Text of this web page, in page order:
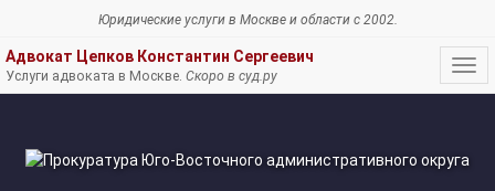
Восточного
административного
Юридические услугив Москве и области c 2002.
Адвокат Цепков Константин Сергеевич
Услуги адвоката в Москве. Скоро в суд.ру